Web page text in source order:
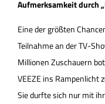
Aufmerksamkeit durch
Eine der größten
Teilnahme an der TV-
Millionen Zuschauern
VEEZE ins Rampenlicht
Sie durfte sich nur mit